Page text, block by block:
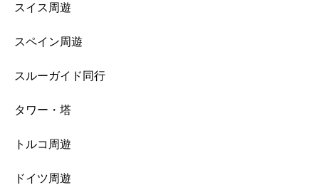
スイス周遊
スペイン周遊
スルーガイド同行
タワー・塔
トルコ周遊
ドイツ周遊